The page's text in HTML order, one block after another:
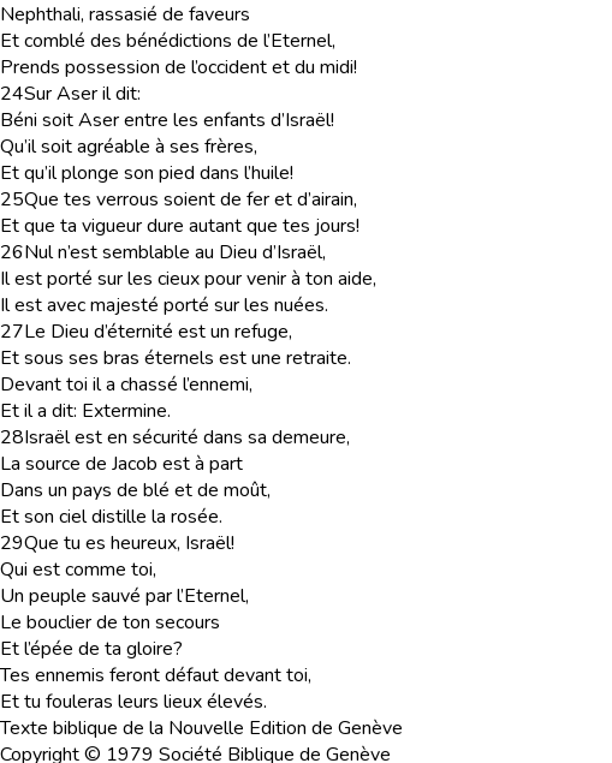
Nephthali, rassasié de faveurs
Et comblé des bénédictions de l’Eternel,
Prends possession de l’occident et du midi!
24Sur Aser il dit:
Béni soit Aser entre les enfants d’Israël!
Qu’il soit agréable à ses frères,
Et qu’il plonge son pied dans l’huile!
25Que tes verrous soient de fer et d’airain,
Et que ta vigueur dure autant que tes jours!
26Nul n’est semblable au Dieu d’Israël,
Il est porté sur les cieux pour venir à ton aide,
Il est avec majesté porté sur les nuées.
27Le Dieu d’éternité est un refuge,
Et sous ses bras éternels est une retraite.
Devant toi il a chassé l’ennemi,
Et il a dit: Extermine.
28Israël est en sécurité dans sa demeure,
La source de Jacob est à part
Dans un pays de blé et de moût,
Et son ciel distille la rosée.
29Que tu es heureux, Israël!
Qui est comme toi,
Un peuple sauvé par l’Eternel,
Le bouclier de ton secours
Et l’épée de ta gloire?
Tes ennemis feront défaut devant toi,
Et tu fouleras leurs lieux élevés.
Texte biblique de la Nouvelle Edition de Genève
Copyright © 1979 Société Biblique de Genève